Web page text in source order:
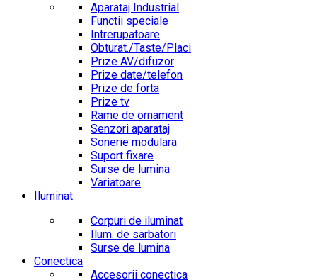
Aparataj Industrial
Functii speciale
Intrerupatoare
Obturat./Taste/Placi
Prize AV/difuzor
Prize date/telefon
Prize de forta
Prize tv
Rame de ornament
Senzori aparataj
Sonerie modulara
Suport fixare
Surse de lumina
Variatoare
Iluminat
Corpuri de iluminat
Ilum. de sarbatori
Surse de lumina
Conectica
Accesorii conectica